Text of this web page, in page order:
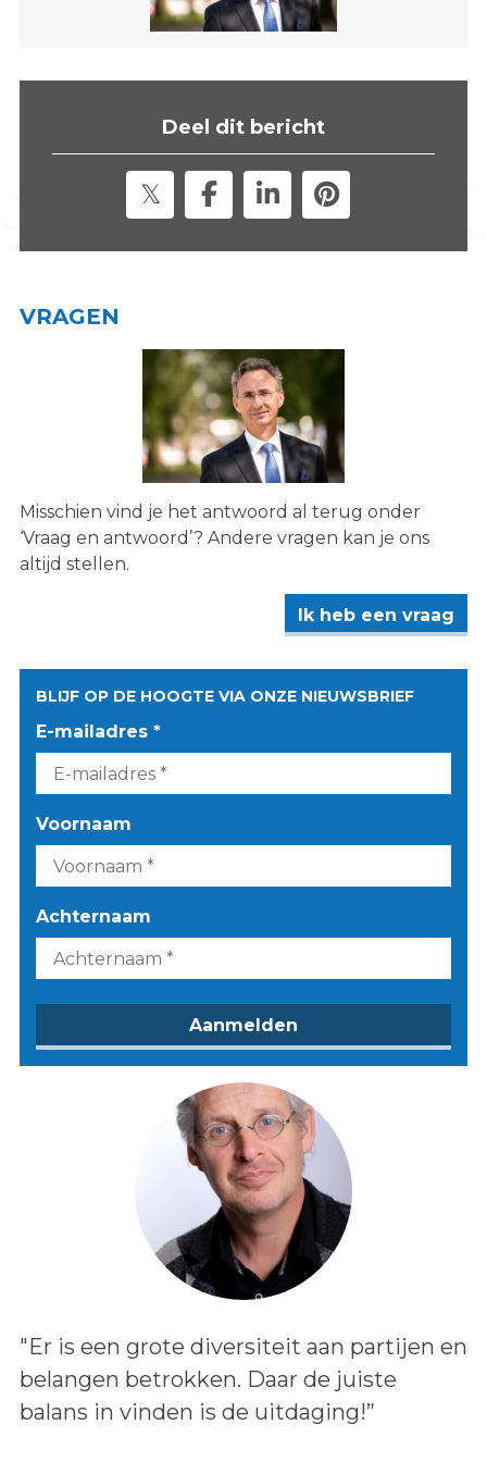
Deel dit bericht
VRAGEN
Misschien vind je het antwoord al terug onder
‘Vraag en antwoord’? Andere vragen kan je ons
altijd stellen.
Ik heb een vraag
BLIJF OP DE HOOGTE VIA ONZE NIEUWSBRIEF
E-mailadres *
Voornaam
Achternaam
Lees het bericht:
"Er is een grote diversiteit aan partijen en
belangen betrokken. Daar de juiste
balans in vinden is de uitdaging!”